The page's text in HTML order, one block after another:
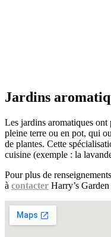
Jardins
Les jardins aromatiques
pleine terre ou en pot, qui
de plantes. Cette
cuisine (exemple : la
Pour plus de
à contacter Harry’s Garden